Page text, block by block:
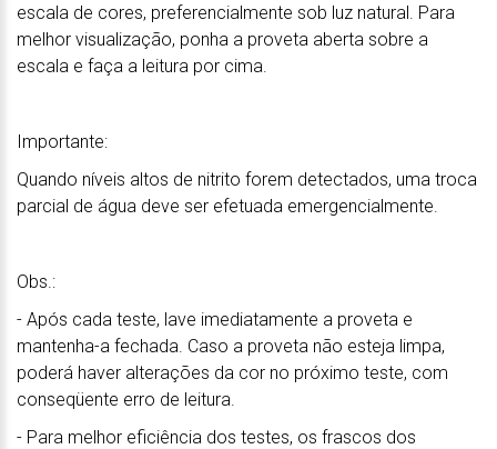
escala de cores, preferencialmente sob luz natural. Para
melhor visualização, ponha a proveta aberta sobre a
escala e faça a leitura por cima.
Importante:
Quando níveis altos de nitrito forem detectados, uma troca
parcial de água deve ser efetuada emergencialmente.
Obs.:
- Após cada teste, lave imediatamente a proveta e
mantenha-a fechada. Caso a proveta não esteja limpa,
poderá haver alterações da cor no próximo teste, com
conseqüente erro de leitura.
- Para melhor eficiência dos testes, os frascos dos